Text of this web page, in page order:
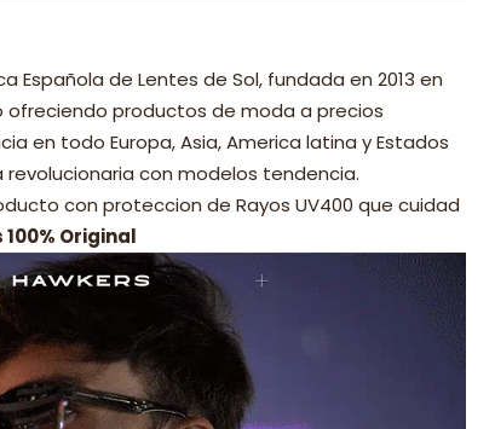
Española de Lentes de Sol, fundada en 2013 en
ofreciendo productos de moda a precios
en todo Europa, Asia, America latina y Estados
con modelos tendencia.
con proteccion de Rayos UV400 que cuidad
Original